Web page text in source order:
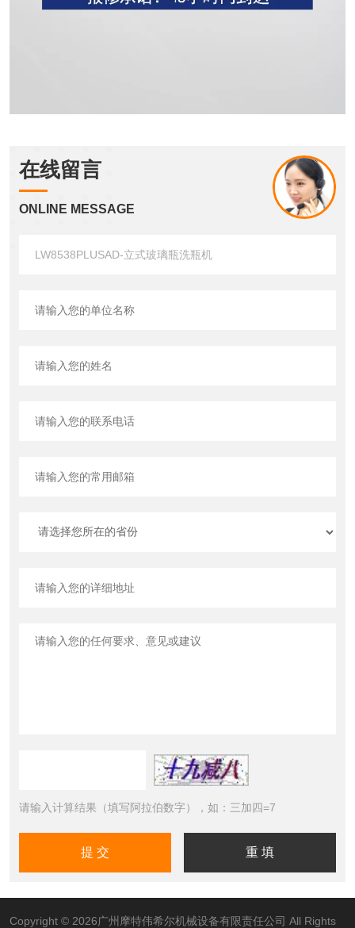
在线留言
ONLINE MESSAGE
请输入计算结果（填写阿拉伯数字），如：三加四=7
Copyright © 2026广州摩特伟希尔机械设备有限责任公司 All Rights